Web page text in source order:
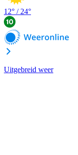
12° / 24°
Uitgebreid weer